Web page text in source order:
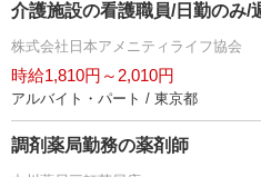
介護施設の看護職員/日勤のみ/
株式会社日本アメニティライフ協会
時給1,810円～2,010円
アルバイト・パート / 東京都
調剤薬局勤務の薬剤師